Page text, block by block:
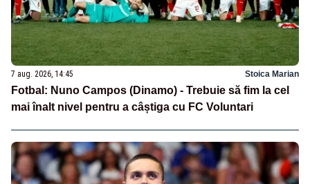
7 aug. 2026, 14:45 Stoica Marian
Fotbal: Nuno Campos (Dinamo) - Trebuie să fim la cel
mai înalt nivel pentru a câștiga cu FC Voluntari